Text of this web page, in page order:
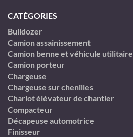
CATÉGORIES
Bulldozer
Camion assainissement
Camion benne et véhicule utilitaire
Camion porteur
Chargeuse
Chargeuse sur chenilles
Chariot élévateur de chantier
Compacteur
Décapeuse automotrice
Finisseur